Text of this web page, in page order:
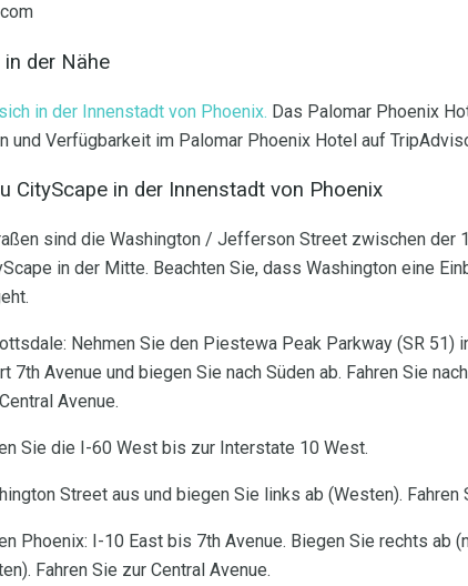
der Nähe
in der Innenstadt von Phoenix. Das Palomar Phoenix
und Verfügbarkeit im Palomar Phoenix Hotel auf
CityScape in der Innenstadt von Phoenix
sind die Washington / Jefferson Street zwischen der
in der Mitte. Beachten Sie, dass Washington eine
Nehmen Sie den Piestewa Peak Parkway (SR 51)
7th Avenue und biegen Sie nach Süden ab. Fahren Sie
Avenue.
Sie die I-60 West bis zur Interstate 10 West.
Street aus und biegen Sie links ab (Westen). Fahren
Phoenix: I-10 East bis 7th Avenue. Biegen Sie rechts ab
Fahren Sie zur Central Avenue.